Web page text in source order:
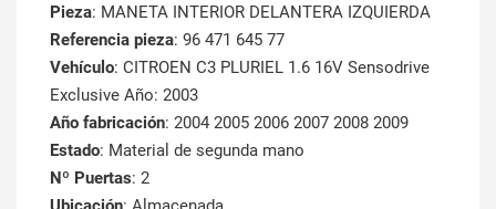
Pieza: MANETA INTERIOR DELANTERA IZQUIERDA
Referencia pieza: 96 471 645 77
Vehículo: CITROEN C3 PLURIEL 1.6 16V Sensodrive
Exclusive Año: 2003
Año fabricación: 2004 2005 2006 2007 2008 2009
Estado: Material de segunda mano
Nº Puertas: 2